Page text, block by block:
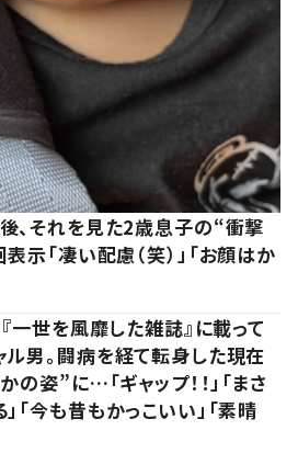
、それを見た2歳息子の“衝撃
「凄い配慮（笑）」「お顔はか
一世を風靡した雑誌』に載って
ル男。闘病を経て転身した現在
の姿”に…「ギャップ！！」「まさ
「今も昔もかっこいい」「素晴